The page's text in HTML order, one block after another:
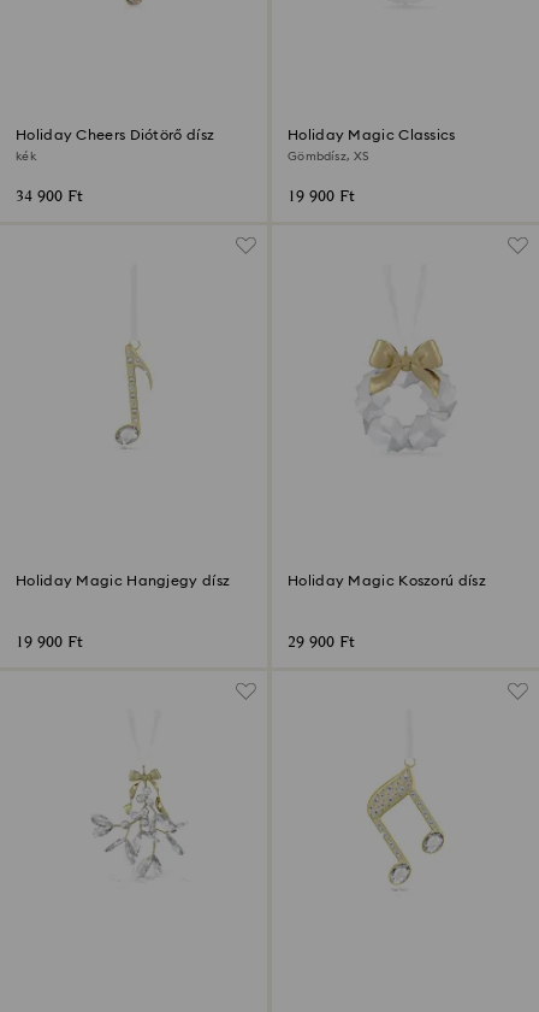
Holiday Cheers Diótörő dísz
kék
34 900 Ft
Holiday Magic Classics
Gömbdísz, XS
19 900 Ft
Holiday Magic Hangjegy dísz
19 900 Ft
Holiday Magic Koszorú dísz
29 900 Ft